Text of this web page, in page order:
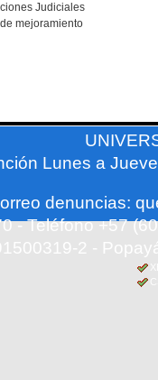
Judiciales
mejoramiento
Lunes a
denuncias:
- Teléfono +57
2 -